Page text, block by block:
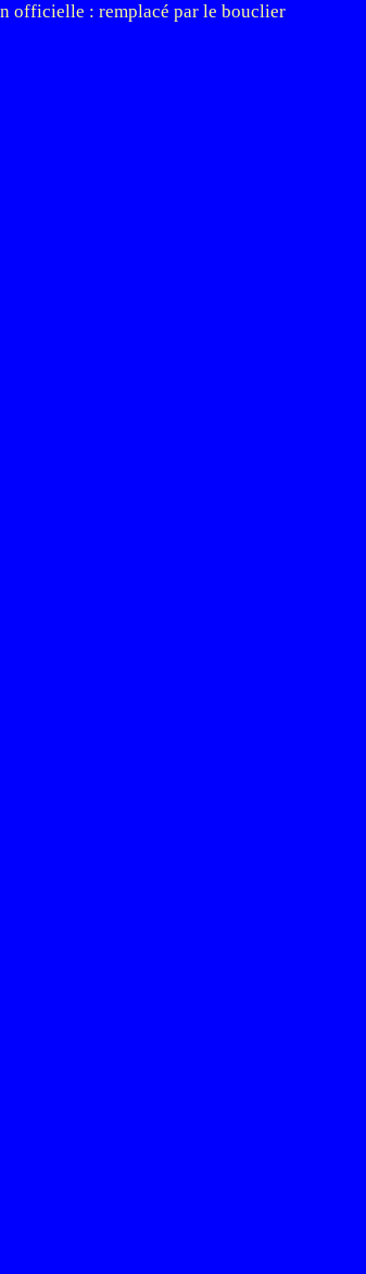
officielle : remplacé par le bouclier